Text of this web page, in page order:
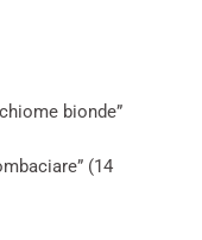
bionde”
(14